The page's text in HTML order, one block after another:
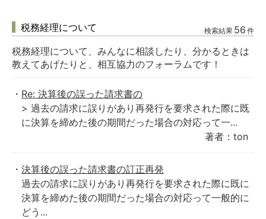
税務経理について 検索結果 56 件
税務経理について、みんなに相談したり、分かるときは
教えてあげたりと、相互協力のフォーラムです！
Re: 決算後の誤った請求書の
> 過去の請求に誤りがあり再発行を要求された際に既
に決算を締めた後の期間だった場合の対応って一...
著者：ton
決算後の誤った請求書の訂正再発
過去の請求に誤りがあり再発行を要求された際に既に
決算を締めた後の期間だった場合の対応って一般的に
どう...